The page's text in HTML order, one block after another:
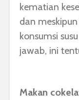
kematian
dan
konsumsi
jawab, ini
Makan